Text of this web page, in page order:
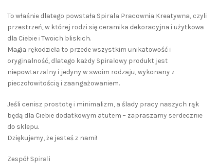
To właśnie dlatego powstała Spirala Pracownia Kreatywna, czyli
przestrzeń, w której rodzi się ceramika dekoracyjna i użytkowa
dla Ciebie i Twoich bliskich.
Magia rękodzieła to przede wszystkim unikatowość i
oryginalność, dlatego każdy Spiralowy produkt jest
niepowtarzalny i jedyny w swoim rodzaju, wykonany z
pieczołowitością i zaangażowaniem.
Jeśli cenisz prostotę i minimalizm, a ślady pracy naszych rąk
będą dla Ciebie dodatkowym atutem – zapraszamy serdecznie
do sklepu.
Dziękujemy, że jesteś z nami!
Zespół Spirali